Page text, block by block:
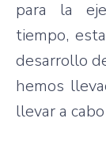
para la
tiempo,
desarrollo
hemos
llevar a